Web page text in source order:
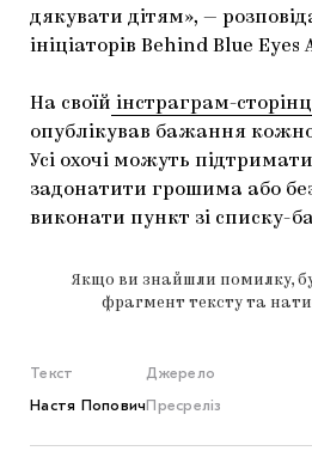
дякувати дітям», —
ініціаторів Behind Blue Eyes
На своїй інстраграм-
опублікував бажання
Усі охочі можуть
задонатити грошима або
виконати пункт зі списку-
Якщо ви знайшли помилку,
фрагмент тексту та
Текст
Настя Попович
Джерело
Пресреліз